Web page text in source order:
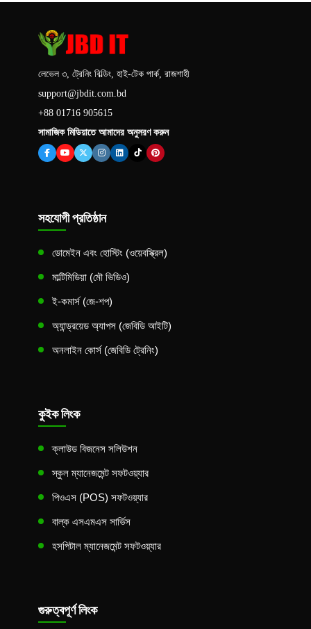
লেভেল ৩, ট্রেনিং বিল্ডিং, হাই-টেক পার্ক, রাজশাহী
support@jbdit.com.bd
+88 01716 905615
সামাজিক মিডিয়াতে আমাদের অনুসরণ করুন
সহযোগী প্রতিষ্ঠান
ডোমেইন এবং হোস্টিং (ওয়েবস্ক্রিল)
মাল্টিমিডিয়া (মৌ ভিডিও)
ই-কমার্স (জে-শপ)
অ্যান্ড্রয়েড অ্যাপস (জেবিডি আইটি)
অনলাইন কোর্স (জেবিডি ট্রেনিং)
কুইক লিংক
ক্লাউড বিজনেস সলিউশন
স্কুল ম্যানেজমেন্ট সফটওয়্যার
পিওএস (POS) সফটওয়্যার
বাল্ক এসএমএস সার্ভিস
হসপিটাল ম্যানেজমেন্ট সফটওয়্যার
গুরুত্বপূর্ণ লিংক